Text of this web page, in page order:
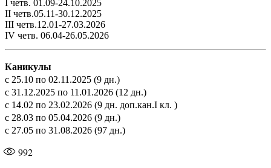
I четв. 01.09-24.10.2025
II четв.05.11-30.12.2025
III четв.12.01-27.03.2026
IV четв. 06.04-26.05.2026
Каникулы
с 25.10 по 02.11.2025 (9 дн.)
с 31.12.2025 по 11.01.2026 (12 дн.)
с 14.02 по 23.02.2026 (9 дн. доп.кан.I кл. )
с 28.03 по 05.04.2026 (9 дн.)
с 27.05 по 31.08.2026 (97 дн.)
992